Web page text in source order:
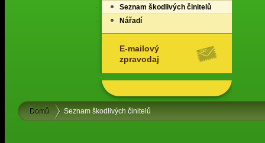
Seznam škodlivých činitelů
Nářadí
E-mailový
zpravodaj
Domů Seznam škodlivých činitelů